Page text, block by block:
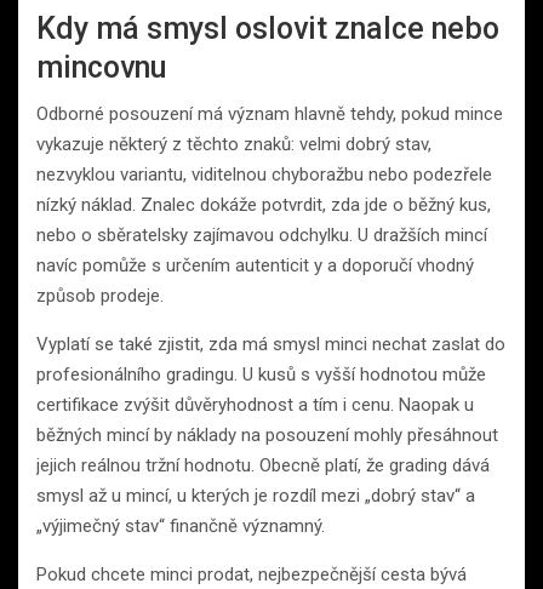
Kdy má smysl oslovit znalce nebo
mincovnu
Odborné posouzení má význam hlavně tehdy, pokud mince
vykazuje některý z těchto znaků: velmi dobrý stav,
nezvyklou variantu, viditelnou chyboražbu nebo podezřele
nízký náklad. Znalec dokáže potvrdit, zda jde o běžný kus,
nebo o sběratelsky zajímavou odchylku. U dražších mincí
navíc pomůže s určením autenticit y a doporučí vhodný
způsob prodeje.
Vyplatí se také zjistit, zda má smysl minci nechat zaslat do
profesionálního gradingu. U kusů s vyšší hodnotou může
certifikace zvýšit důvěryhodnost a tím i cenu. Naopak u
běžných mincí by náklady na posouzení mohly přesáhnout
jejich reálnou tržní hodnotu. Obecně platí, že grading dává
smysl až u mincí, u kterých je rozdíl mezi „dobrý stav“ a
„výjimečný stav“ finančně významný.
Pokud chcete minci prodat, nejbezpečnější cesta bývá